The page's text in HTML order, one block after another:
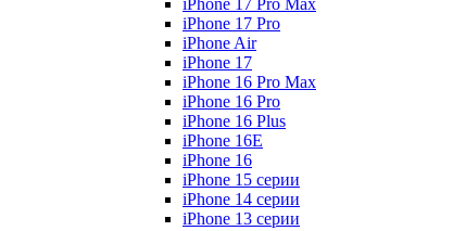
iPhone 17 Pro Max
iPhone 17 Pro
iPhone Air
iPhone 17
iPhone 16 Pro Max
iPhone 16 Pro
iPhone 16 Plus
iPhone 16E
iPhone 16
iPhone 15 серии
iPhone 14 серии
iPhone 13 серии